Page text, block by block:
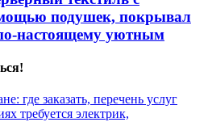
подушек, покрывал
настоящему уютным